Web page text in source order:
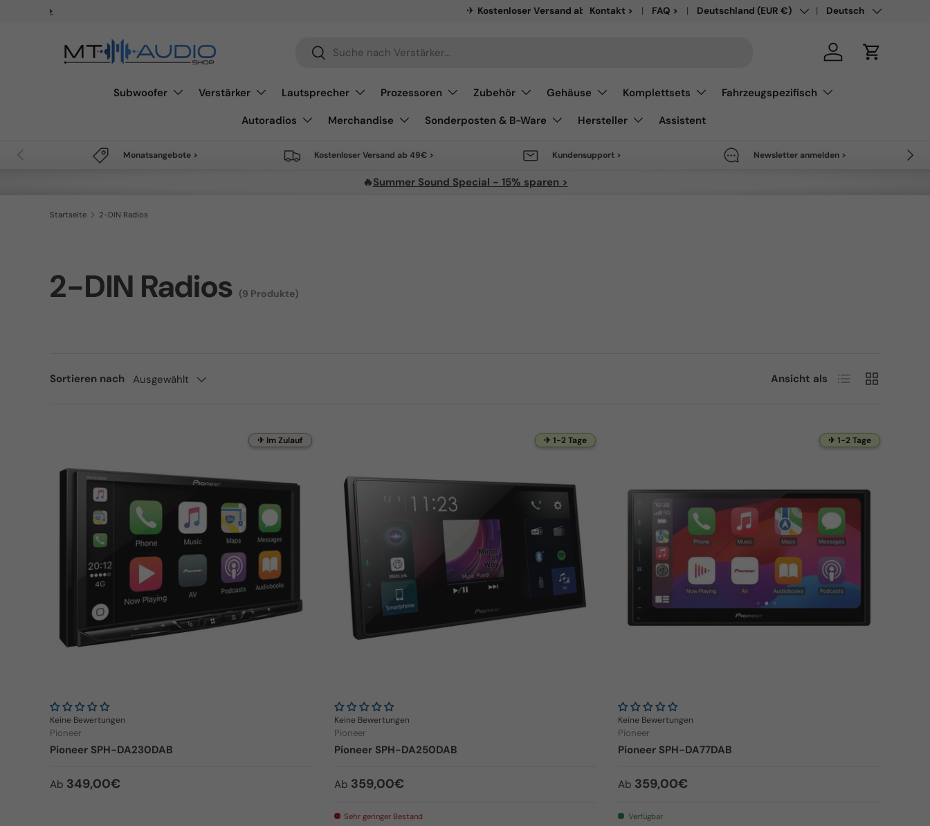
✈ Abverkauf bis 50% sparen >
Kontakt > FAQ > Land/Region
Deutschland (EUR €) SpracheDeutsch
Suchen
Suchen Einloggen
Subwoofer Verstärker Lautsprecher Prozessoren Zubehör Gehäuse Komplettsets
Fahrzeugspezifisch
Autoradios
Merchandise Sonderposten & B-Ware Hersteller Assistent
Vorherige Monatsangebote > Kostenloser Versand ab 49€ > Kundensupport > Newsletter anmelden >
🔥Summer Sound Special - 15% sparen >
Startseite 2-DIN Radios
2-DIN Radios (9 Produkte)
Sortieren nach Ausgewählt Ansicht als Produktliste
✈ Im Zulauf
Keine Bewertungen
Pioneer
Pioneer SPH-DA230DAB
Normaler Preis
Ab 349,00€
✈ 1-2 Tage
Keine Bewertungen
Pioneer
Pioneer SPH-DA250DAB
Normaler Preis
Ab 359,00€
Sehr geringer Bestand
✈ 1-2 Tage
Keine Bewertungen
Pioneer
Pioneer SPH-DA77DAB
Normaler Preis
Ab 359,00€
Verfügbar